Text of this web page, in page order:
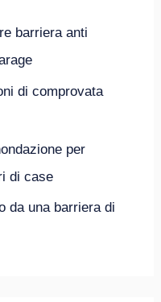
barriera anti
di comprovata
per
di case
da una barriera di